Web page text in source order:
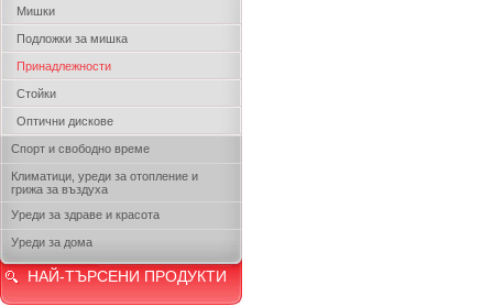
Мишки
Подложки за мишка
Принадлежности
Стойки
Оптични дискове
Спорт и свободно време
Климатици, уреди за отопление и
грижа за въздуха
Уреди за здраве и красота
Уреди за дома
НАЙ-ТЪРСЕНИ ПРОДУКТИ